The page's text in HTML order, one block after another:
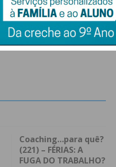
Coaching…para quê?
(221) – FÉRIAS: A
FUGA DO TRABALHO?